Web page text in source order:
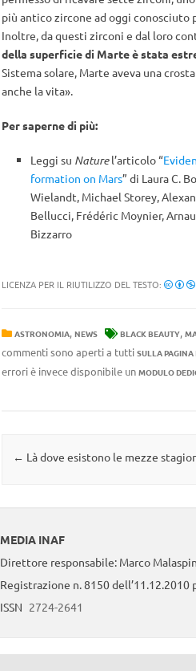
più antico zircone ad oggi conosciuto
Inoltre, da questi zirconi e dal loro
della superficie di Marte è stata
Sistema solare, Marte aveva una
anche la vita».
Per saperne di più:
Leggi su Naturel’articolo “
formation on Mars” di Laura C.
Wielandt, Michael Storey,
Bellucci, Frédéric Moynier,
Bizzarro
LICENZA PER IL RIUTILIZZO DEL TESTO:
ASTRONOMIA, NEWS BLACK BEAUTY,
commenti sono aperti a tutti SULLA
errori è invece disponibile un MODULO
Navigazione articolo
← Là dove esistono le mezze
MEDIA INAF
Direttore responsabile: Marco
Registrazione n. 8150
ISSN 2724-2641